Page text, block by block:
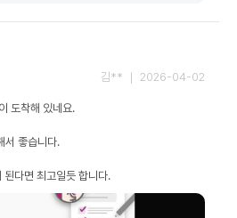
김** ｜ 2026-04-02
다면 최고일듯 합니다.